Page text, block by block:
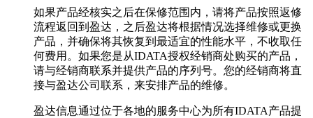
如果产品经核实之后在保修范围内，请将产品按照返修
流程返回到盈达，之后盈达将根据情况选择维修或更换
产品，并确保将其恢复到最适宜的性能水平，不收取任
何费用。如果您是从IDATA授权经销商处购买的产品，
请与经销商联系并提供产品的序列号。您的经销商将直
接与盈达公司联系，来安排产品的维修。
盈达信息通过位于各地的服务中心为所有IDATA产品提